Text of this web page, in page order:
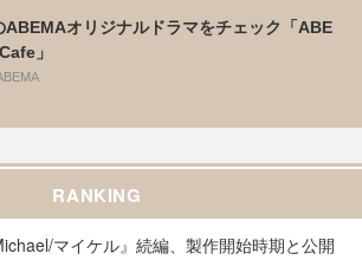
ABEMAオリジナルドラマをチェック「ABE
」
RANKING
マイケル』続編、製作開始時期と公開